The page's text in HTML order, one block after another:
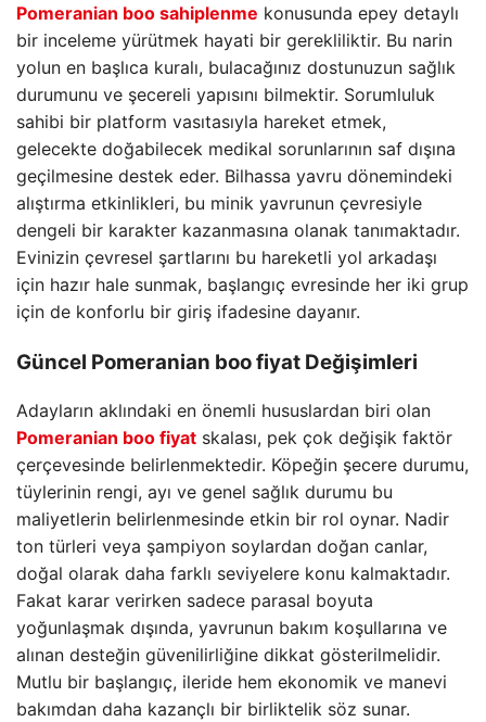
Pomeranian boo sahiplenme konusunda epey detaylı
bir inceleme yürütmek hayati bir gerekliliktir. Bu narin
yolun en başlıca kuralı, bulacağınız dostunuzun sağlık
durumunu ve şecereli yapısını bilmektir. Sorumluluk
sahibi bir platform vasıtasıyla hareket etmek,
gelecekte doğabilecek medikal sorunlarının saf dışına
geçilmesine destek eder. Bilhassa yavru dönemindeki
alıştırma etkinlikleri, bu minik yavrunun çevresiyle
dengeli bir karakter kazanmasına olanak tanımaktadır.
Evinizin çevresel şartlarını bu hareketli yol arkadaşı
için hazır hale sunmak, başlangıç evresinde her iki grup
için de konforlu bir giriş ifadesine dayanır.
Güncel Pomeranian boo fiyat Değişimleri
Adayların aklındaki en önemli hususlardan biri olan
Pomeranian boo fiyat skalası, pek çok değişik faktör
çerçevesinde belirlenmektedir. Köpeğin şecere durumu,
tüylerinin rengi, ayı ve genel sağlık durumu bu
maliyetlerin belirlenmesinde etkin bir rol oynar. Nadir
ton türleri veya şampiyon soylardan doğan canlar,
doğal olarak daha farklı seviyelere konu kalmaktadır.
Fakat karar verirken sadece parasal boyuta
yoğunlaşmak dışında, yavrunun bakım koşullarına ve
alınan desteğin güvenilirliğine dikkat gösterilmelidir.
Mutlu bir başlangıç, ileride hem ekonomik ve manevi
bakımdan daha kazançlı bir birliktelik söz sunar.